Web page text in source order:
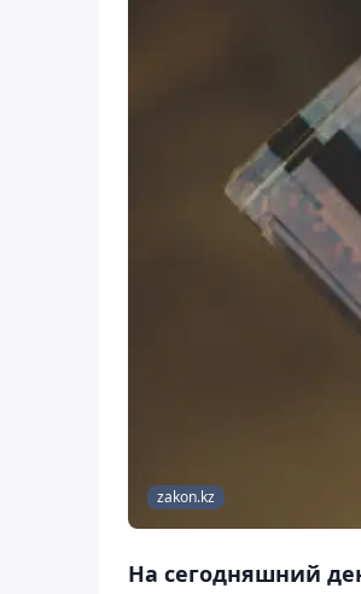
zakon.kz
На сегодняшний